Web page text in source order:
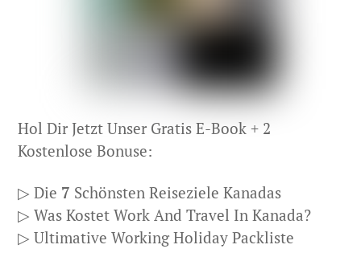
Hol Dir Jetzt Unser Gratis E-Book + 2
Kostenlose Bonuse:
▷ Die 7 Schönsten Reiseziele Kanadas
▷ Was Kostet Work And Travel In Kanada?
▷ Ultimative Working Holiday Packliste